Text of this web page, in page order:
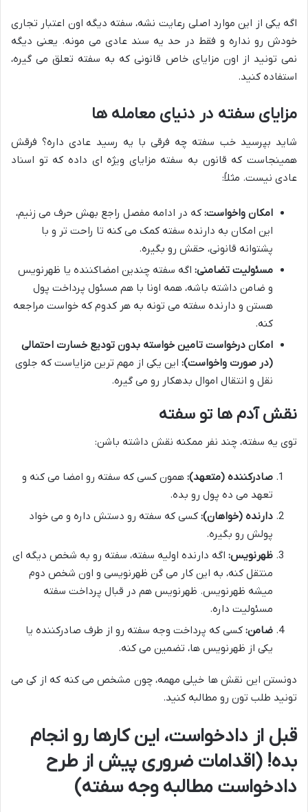
اگه یکی از این موارد اصلی رعایت نشه، سفته دیگه اون اعتبار تجاری
خودش رو نداره و فقط در حد یه سند عادی می مونه. یعنی دیگه
نمی تونید از اون مزایای خاص قانونی که به سفته تعلق می گیره،
استفاده کنید.
مزایای سفته در دنیای معامله ها
شاید بپرسید خب سفته چه فرقی با یه رسید عادی داره؟ فرقش
همینجاست که قانون به سفته مزایای ویژه ای داده که تو اسناد
عادی نیست. مثلاً:
امکان واخواست: که در ادامه مفصل راجع بهش حرف می زنیم،
این امکان به دارنده سفته کمک می کنه تا راحت تر و با
پشتوانه قانونی، حقش رو بگیره.
مسئولیت تضامنی: اگه سفته چندین امضاکننده یا ظهرنویس
و ضامن داشته باشه، همه اونا با هم مسئول پرداخت پول
هستن و دارنده سفته می تونه به هر کدوم که خواست مراجعه
کنه.
امکان درخواست تامین خواسته بدون تودیع خسارت احتمالی
(در صورت واخواست): این یکی از مهم ترین مزایاست که جلوی
نقل و انتقال اموال بدهکار رو می گیره.
نقش آدم ها تو سفته
توی یه سفته، چند نفر ممکنه نقش داشته باشن:
صادرکننده (متعهد): همون کسی که سفته رو امضا می کنه و
تعهد می ده پول رو بده.
دارنده (خواهان): کسی که سفته رو دستش داره و می خواد
پولش رو بگیره.
ظهرنویس: اگه دارنده اولیه سفته، سفته رو به شخص دیگه ای
منتقل کنه، به این کار می گن ظهرنویسی و اون شخص دوم
میشه ظهرنویس. ظهرنویس هم در قبال پرداخت سفته
مسئولیت داره.
ضامن: کسی که پرداخت وجه سفته رو از طرف صادرکننده یا
یکی از ظهرنویس ها، تضمین می کنه.
دونستن این نقش ها خیلی مهمه، چون مشخص می کنه که از کی می
تونید طلب تون رو مطالبه کنید.
قبل از دادخواست، این کارها رو انجام
بده! (اقدامات ضروری پیش از طرح
دادخواست مطالبه وجه سفته)